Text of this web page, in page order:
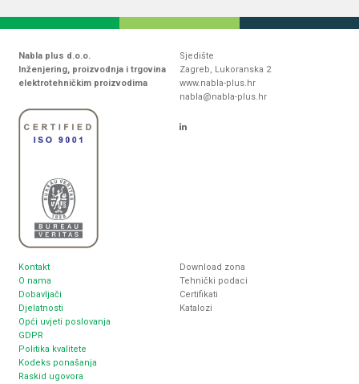
Nabla plus d.o.o.
Inženjering, proizvodnja i trgovina
elektrotehničkim proizvodima
Sjedište
Zagreb, Lukoranska 2
www.nabla-plus.hr
nabla@nabla-plus.hr
Kontakt
O nama
Dobavljači
Djelatnosti
Opći uvjeti poslovanja
GDPR
Politika kvalitete
Kodeks ponašanja
Raskid ugovora
Download zona
Tehnički podaci
Certifikati
Katalozi